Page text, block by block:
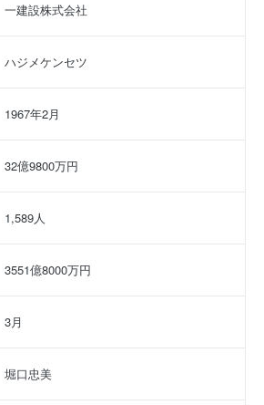
一建設株式会社
ハジメケンセツ
1967年2月
32億9800万円
1,589人
3551億8000万円
3月
堀口忠美